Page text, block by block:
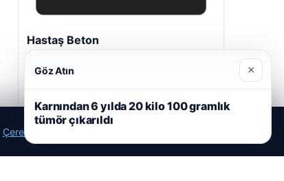
Hastaş Beton
Çerez Politikamız
Göz Atın ×
Karnından 6 yılda 20 kilo 100 gramlık
tümör çıkarıldı